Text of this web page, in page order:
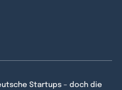
Startups – doch die